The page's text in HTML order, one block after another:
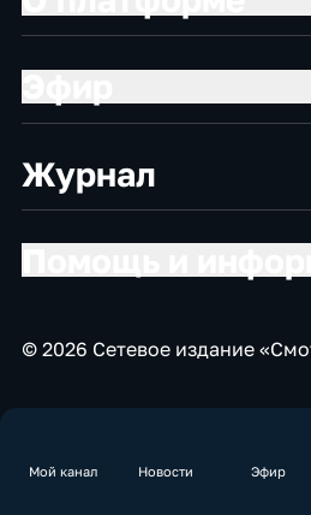
Мой канал Новости Эфир
Журнал
© 2026 Сетевое издание